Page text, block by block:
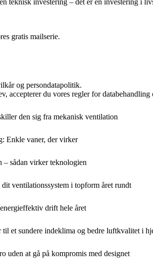
gratis mailserie.
og persondatapolitik.
accepterer du vores regler for
den sig fra mekanisk ventilation
Enkle vaner, der virker
– sådan virker teknologien
ventilationssystem i topform året rundt
drift hele året
et sundere indeklima og bedre luftkvalitet i
uden at gå på kompromis med designet